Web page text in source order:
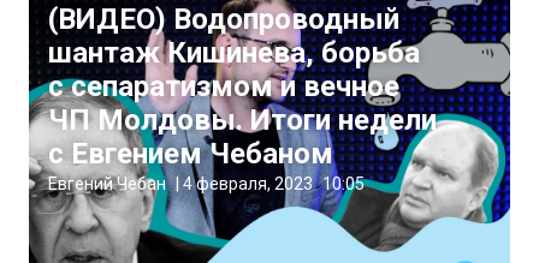
(ВИДЕО) Водопроводный
шантаж Кишинева, борьба
с сепаратизмом и вечное
ЧП Молдовы. Итоги недели
с Евгением Чебаном
Евгений Чебан |4 февраля, 2023 10:05